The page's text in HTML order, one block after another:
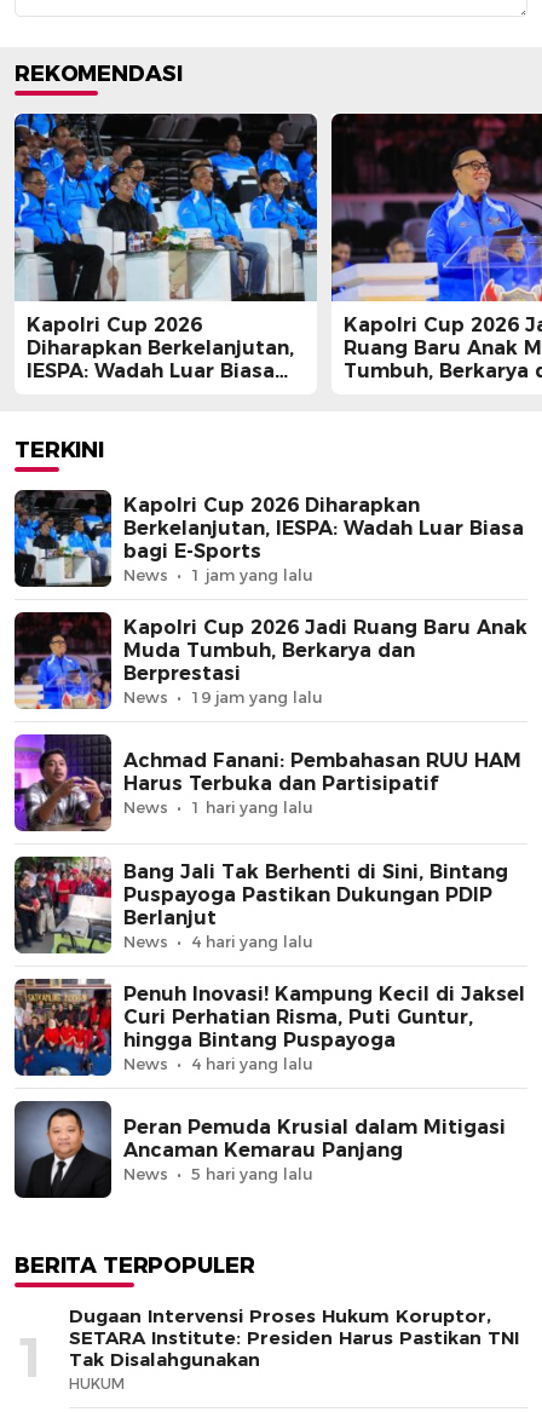
REKOMENDASI
Kapolri Cup 2026
Diharapkan Berkelanjutan,
IESPA: Wadah Luar Biasa
Kapolri Cup 2026
Ruang Baru Anak
Tumbuh, Berkarya
TERKINI
Kapolri Cup 2026 Diharapkan
Berkelanjutan, IESPA: Wadah Luar Biasa
bagi E-Sports
News 1 jam yang lalu
Kapolri Cup 2026 Jadi Ruang Baru Anak
Muda Tumbuh, Berkarya dan
Berprestasi
News 19 jam yang lalu
Achmad Fanani: Pembahasan RUU HAM
Harus Terbuka dan Partisipatif
News 1 hari yang lalu
Bang Jali Tak Berhenti di Sini, Bintang
Puspayoga Pastikan Dukungan PDIP
Berlanjut
News 4 hari yang lalu
Penuh Inovasi! Kampung Kecil di Jaksel
Curi Perhatian Risma, Puti Guntur,
hingga Bintang Puspayoga
News 4 hari yang lalu
Peran Pemuda Krusial dalam Mitigasi
Ancaman Kemarau Panjang
News 5 hari yang lalu
BERITA TERPOPULER
1
Dugaan Intervensi Proses Hukum Koruptor,
SETARA Institute: Presiden Harus Pastikan TNI
Tak Disalahgunakan
HUKUM